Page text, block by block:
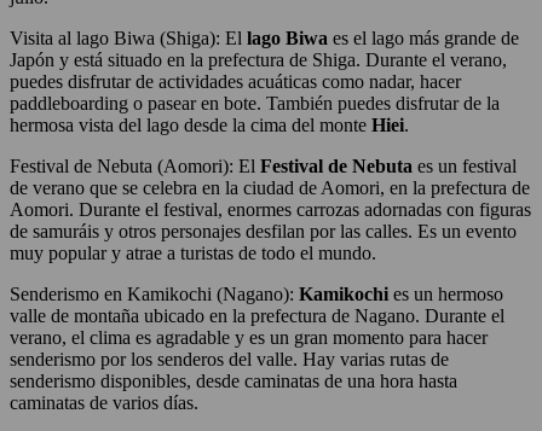
Visita al lago Biwa (Shiga): El lago Biwa es el lago más grande de
Japón y está situado en la prefectura de Shiga. Durante el verano,
puedes disfrutar de actividades acuáticas como nadar, hacer
paddleboarding o pasear en bote. También puedes disfrutar de la
hermosa vista del lago desde la cima del monte Hiei.
Festival de Nebuta (Aomori): El Festival de Nebuta es un festival
de verano que se celebra en la ciudad de Aomori, en la prefectura de
Aomori. Durante el festival, enormes carrozas adornadas con figuras
de samuráis y otros personajes desfilan por las calles. Es un evento
muy popular y atrae a turistas de todo el mundo.
Senderismo en Kamikochi (Nagano): Kamikochi es un hermoso
valle de montaña ubicado en la prefectura de Nagano. Durante el
verano, el clima es agradable y es un gran momento para hacer
senderismo por los senderos del valle. Hay varias rutas de
senderismo disponibles, desde caminatas de una hora hasta
caminatas de varios días.